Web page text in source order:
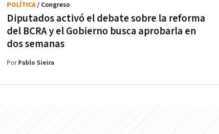
Diputados activó el debate sobre la reforma
del BCRA y el Gobierno busca aprobarla en
dos semanas
POLÍTICA/ Congreso
PorPablo Sieira